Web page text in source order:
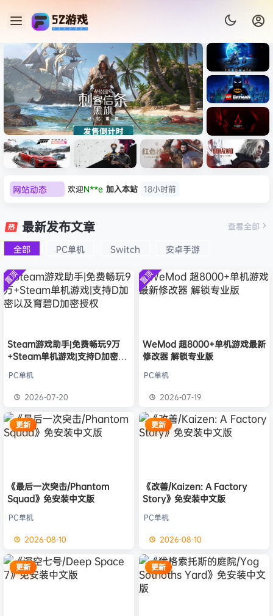
虚拟机版/Assassin’s Creed
HYPERVISOR》免安装中文
版
《识质存
在/PRAG
MATA》
免安装中
文版
《乐高蝙
蝠侠：黑
暗骑士之
Dark
Creed
拟机
速：地平
线
6（Forza
Horizon
6）免安装
中文版
心/Atomi
c
Heart》
文版
n Desert
HYPERVI
SOR）免
安装中文
版
9：安魂
Requiem
）免安装
中文版
网站动态
欢迎沉*****松 加入本站
8月9日
欢迎 q********6
大**颠
欢迎大**颠 加入本站
8月8日
欢迎D****Z 加入本站 8月7日
欢迎有*酱 加入本站
8月7日
e******i
欢迎2**0 加入本站
11小时前
欢迎m******9 加入本站 16小时前
加入本站 18小时前
最新发布文章
全部 PC单机 Switch 安卓手游
查看全部
置顶
Steam游戏助手|免费畅玩9万
+Steam单机游戏|支持D加密以
PC单机
2026-07-20
置顶
WeMod 超8000+单机游戏最新
修改器 解锁专业版
PC单机
2026-07-19
更新
《最后一次突击/Phantom
Squad》免安装中文版
PC单机
2026-08-10
更新
《改善/Kaizen: A Factory
Story》免安装中文版
PC单机
2026-08-10
更新 更新